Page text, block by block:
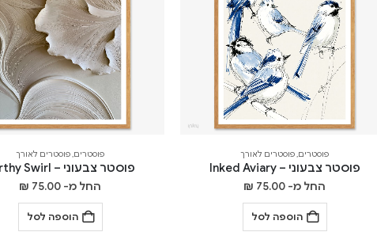
פוסטרים,פוסטרים לאורך
פוסטר צבעוני – Inked Aviary
החל מ- ₪ 75.00
הוספה לסל
פוסטרים,פוסטרים לאורך
פוסטר צבעוני – Earthy Swirl
החל מ- ₪ 75.00
הוספה לסל